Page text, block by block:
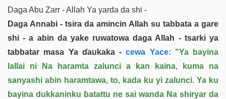
Daga Abu Zarr - Allah Ya yarda da shi -
Daga Annabi - tsira da amincin Allah su tabbata a gare
shi - a abin da yake ruwatowa daga Allah - tsarki ya
tabbatar masa Ya ɗaukaka - cewa Yace: "Ya bayina
lallai ni Na haramta zalunci a kan kaina, kuma na
sanyashi abin haramtawa, to, kada ku yi zalunci. Ya ku
bayina dukkaninku ɓatattu ne sai wanda Na shiryar da